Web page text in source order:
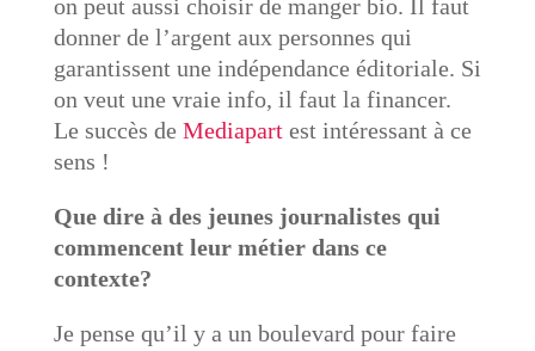
on peut aussi choisir de manger bio. Il faut
donner de l’argent aux personnes qui
garantissent une indépendance éditoriale. Si
on veut une vraie info, il faut la financer.
Le succès de Mediapartest intéressant à ce
sens !
Que dire à des jeunes journalistes qui
commencent leur métier dans ce
contexte?
Je pense qu’il y a un boulevard pour faire